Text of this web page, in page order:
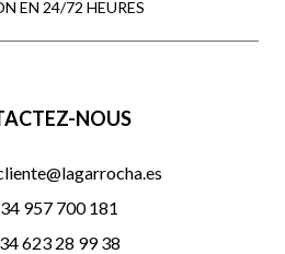
EN 24/72 HEURES
NOUS
957 700 181
623 28 99 38